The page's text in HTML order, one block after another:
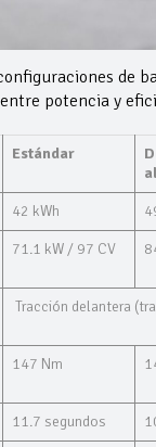
de
potencia y
Estándar
42 kWh
71.1 kW / 97 CV
Tracción delantera
147 Nm
11.7 segundos